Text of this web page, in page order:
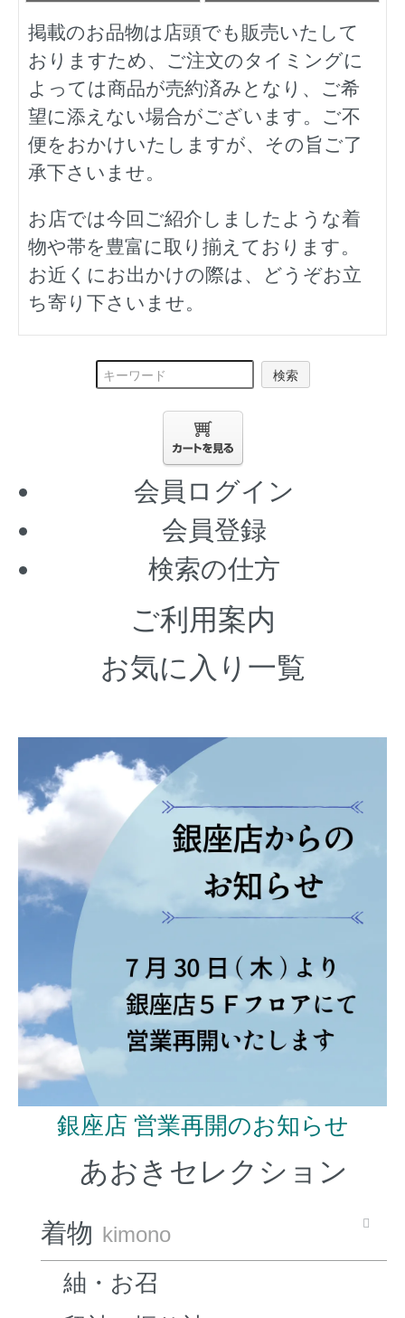
掲載のお品物は店頭でも販売いたして
おりますため、ご注文のタイミングに
よっては商品が売約済みとなり、ご希
望に添えない場合がございます。ご不
便をおかけいたしますが、その旨ご了
承下さいませ。
お店では今回ご紹介しましたような着
物や帯を豊富に取り揃えております。
お近くにお出かけの際は、どうぞお立
ち寄り下さいませ。
検索
会員ログイン
会員登録
検索の仕方
ご利用案内
お気に入り一覧
銀座店 営業再開のお知らせ
あおきセレクション
着物 kimono
紬・お召